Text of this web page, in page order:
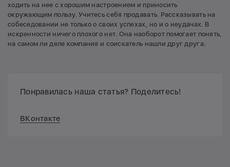
ходить на нее с хорошим настроением и приносить
окружающим пользу. Учитесь себя продавать. Рассказывать на
собеседовании не только о своих успехах, но и о неудачах. В
искренности ничего плохого нет. Она наоборот помогает понять,
на самом ли деле компания и соискатель нашли друг друга.
Понравилась наша статья? Поделитесь!
ВКонтакте